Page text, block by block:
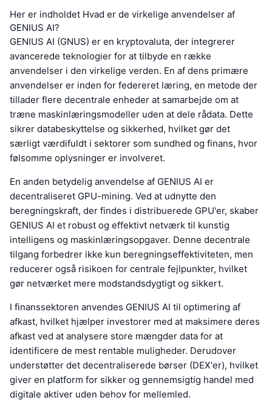
Her er indholdet Hvad er de virkelige anvendelser af
GENIUS AI?
GENIUS AI (GNUS) er en kryptovaluta, der integrerer
avancerede teknologier for at tilbyde en række
anvendelser i den virkelige verden. En af dens primære
anvendelser er inden for federeret læring, en metode der
tillader flere decentrale enheder at samarbejde om at
træne maskinlæringsmodeller uden at dele rådata. Dette
sikrer databeskyttelse og sikkerhed, hvilket gør det
særligt værdifuldt i sektorer som sundhed og finans, hvor
følsomme oplysninger er involveret.
En anden betydelig anvendelse af GENIUS AI er
decentraliseret GPU-mining. Ved at udnytte den
beregningskraft, der findes i distribuerede GPU'er, skaber
GENIUS AI et robust og effektivt netværk til kunstig
intelligens og maskinlæringsopgaver. Denne decentrale
tilgang forbedrer ikke kun beregningseffektiviteten, men
reducerer også risikoen for centrale fejlpunkter, hvilket
gør netværket mere modstandsdygtigt og sikkert.
I finanssektoren anvendes GENIUS AI til optimering af
afkast, hvilket hjælper investorer med at maksimere deres
afkast ved at analysere store mængder data for at
identificere de mest rentable muligheder. Derudover
understøtter det decentraliserede børser (DEX'er), hvilket
giver en platform for sikker og gennemsigtig handel med
digitale aktiver uden behov for mellemled.